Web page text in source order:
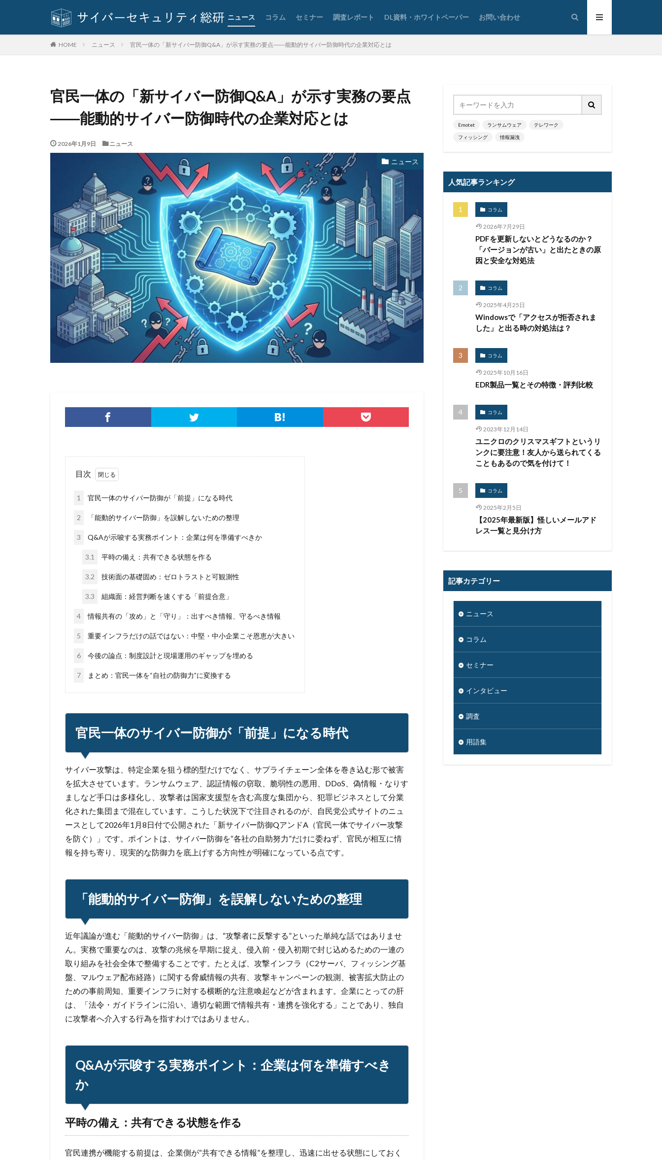
ニュース コラム セミナー 調査レポート DL資料・ホワイトペーパー お問い合わせ
奇安信集団
宅ふぁいる便 宅地建物取引業者免許 安全性 定額給付金 富士通
対策方法
対談 専門家パネル 小学校 小学館 岐阜 巧妙化 広告
広島
座談会
強化 復元 復旧 快活フロンティア 悪意 悪用
手口
手口、 手数料 技術 技術情報 持ち出し 掲載 換金
改ざん
改正個人情報保護法
攻撃インフラ
教育
教育委員会
教育新聞社 教育機関 数 新型 新型コロナウイルス
新潟県
日本医科大学武蔵小杉病院
日本損害保険協会
日本郵便 日銀 明海大学 暗号 暗号BOM 暗号化
暗号資産
暗号通貨 更新 更新プログラム 東京 東京オリンピック
校務システム
株価 検出 検知 検索 構文 標的型メール
標的型メール訓練
標的型攻撃
権限 機密 機密性 機密情報 機能 民間企業
決済情報
決済画面 法人 法人情報 注意 注意喚起
添付
添付ファイル
港区 漏洩 点検 特許庁 犯罪グループ 独立行政法人
生成AI
産業スパイ 町民 画面ロック 病院 白梅豊岡病院 盗難
監視
目的
知識 研修 破壊 確認不足 社内教育 社労士 社労夢
私物
秘密保持
種類 積水ハウス 窃取 窃盗 第三者 管理 管理者権限
経営者
経済連 給付金 総務省 総当たり攻撃 置き引き 署名
脅威ハンティング
脅迫 脆弱性 脆弱性診断 自動車 自治体 行政
被害事例
被害原因
被疑者 補助金 製品 製品比較 規制 設定ミス
詐欺
詐欺サイト
詐欺メール 認証 認証ダンピング 認証情報 誘導
誤操作
誤表示 誤送信 調査 調査方法 警察
警視庁サイバーセキュリティ対策本部
豚の屠殺詐欺
遠隔操作
開発
閲覧
電話番号 顔認証 騙る 高級車
HOME ニュース 官民一体の「新サイバー防御Q&A」が示す実務の要点――能動的サイバー防御時代の企業対応とは
官民一体の「新サイバー防御Q&A」が示す実務の要点
――能動的サイバー防御時代の企業対応とは
2026年1月9日 ニュース
ニュース
目次
1 官民一体のサイバー防御が「前提」になる時代
2 「能動的サイバー防御」を誤解しないための整理
3 Q&Aが示唆する実務ポイント：企業は何を準備すべきか
3.1 平時の備え：共有できる状態を作る
3.2 技術面の基礎固め：ゼロトラストと可観測性
3.3 組織面：経営判断を速くする「前提合意」
4 情報共有の「攻め」と「守り」：出すべき情報、守るべき情報
5 重要インフラだけの話ではない：中堅・中小企業こそ恩恵が大きい
6 今後の論点：制度設計と現場運用のギャップを埋める
7 まとめ：官民一体を“自社の防御力”に変換する
官民一体のサイバー防御が「前提」になる時代
サイバー攻撃は、特定企業を狙う標的型だけでなく、サプライチェーン全体を巻き込む形で被害
を拡大させています。ランサムウェア、認証情報の窃取、脆弱性の悪用、DDoS、偽情報・なりす
ましなど手口は多様化し、攻撃者は国家支援型を含む高度な集団から、犯罪ビジネスとして分業
化された集団まで混在しています。こうした状況下で注目されるのが、自民党公式サイトのニュ
ースとして2026年1月8日付で公開された「新サイバー防御QアンドA（官民一体でサイバー攻撃
を防ぐ）」です。ポイントは、サイバー防御を“各社の自助努力”だけに委ねず、官民が相互に情
報を持ち寄り、現実的な防御力を底上げする方向性が明確になっている点です。
「能動的サイバー防御」を誤解しないための整理
近年議論が進む「能動的サイバー防御」は、“攻撃者に反撃する”といった単純な話ではありませ
ん。実務で重要なのは、攻撃の兆候を早期に捉え、侵入前・侵入初期で封じ込めるための一連の
取り組みを社会全体で整備することです。たとえば、攻撃インフラ（C2サーバ、フィッシング基
盤、マルウェア配布経路）に関する脅威情報の共有、攻撃キャンペーンの観測、被害拡大防止の
ための事前周知、重要インフラに対する横断的な注意喚起などが含まれます。企業にとっての肝
は、「法令・ガイドラインに沿い、適切な範囲で情報共有・連携を強化する」ことであり、独自
に攻撃者へ介入する行為を指すわけではありません。
Q&Aが示唆する実務ポイント：企業は何を準備すべき
か
平時の備え：共有できる状態を作る
官民連携が機能する前提は、企業側が“共有できる情報”を整理し、迅速に出せる状態にしておく
Emotet ランサムウェア テレワーク
フィッシング 情報漏洩
人気記事ランキング
コラム
2026年7月29日
PDFを更新しないとどうなるのか？
「バージョンが古い」と出たときの原
因と安全な対処法
コラム
2025年4月25日
Windowsで「アクセスが拒否されま
した」と出る時の対処法は？
コラム
2025年10月16日
EDR製品一覧とその特徴・評判比較
コラム
2023年12月14日
ユニクロのクリスマスギフトというリ
ンクに要注意！友人から送られてくる
こともあるので気を付けて！
コラム
2025年2月5日
【2025年最新版】怪しいメールアド
レス一覧と見分け方
記事カテゴリー
ニュース
コラム
セミナー
インタビュー
調査
用語集